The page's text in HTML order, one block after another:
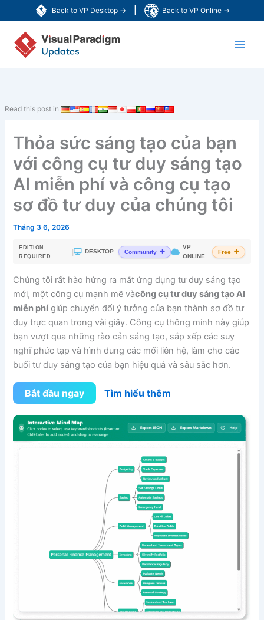
Back to VP Desktop → Back to VP Online →
tới
dung
Read this post in:
Thỏa sức sáng tạo của bạn
với công cụ tư duy sáng tạo
AI miễn phí và công cụ tạo
sơ đồ tư duy của chúng tôi
Tháng 3 6, 2026
EDITION
REQUIRED
| DESKTOP Community
VP
ONLINE
Free
Chúng tôi rất hào hứng ra mắt ứng dụng tư duy sáng tạo
mới, một công cụ mạnh mẽ vàcông cụ tư duy sáng tạo AI
miễn phí giúp chuyển đổi ý tưởng của bạn thành sơ đồ tư
duy trực quan trong vài giây. Công cụ thông minh này giúp
bạn vượt qua những rào cản sáng tạo, sắp xếp các suy
nghĩ phức tạp và hình dung các mối liên hệ, làm cho các
buổi tư duy sáng tạo của bạn hiệu quả và sâu sắc hơn.
Bắt đầu ngay Tìm hiểu thêm